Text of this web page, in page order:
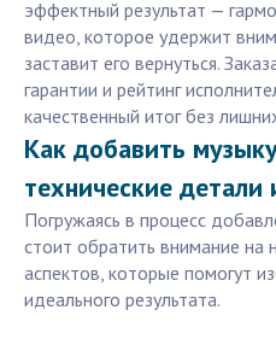
эффектный результат —
видео, которое удержит
заставит его вернуться.
гарантии и рейтинг
качественный итог без
Как добавить
технические детали
Погружаясь в процесс
стоит обратить внимание на
аспектов, которые помогут
идеального результата.